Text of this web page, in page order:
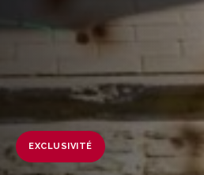
EXCLUSIVITÉ